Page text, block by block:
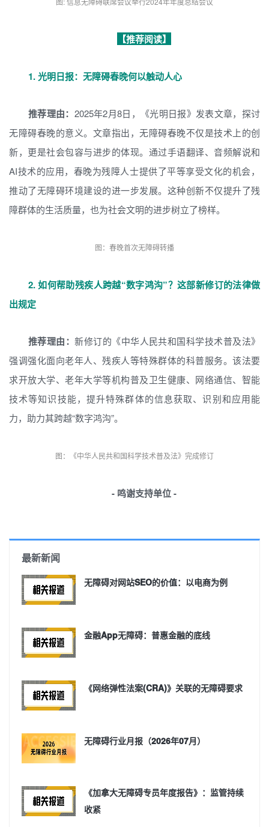
【推荐阅读】
1.光明日报：无障碍春晚何以触动人心
推荐理由： 2025年2月8日，《光明日报》发表文章，探讨
无障碍春晚的意义。文章指出，无障碍春晚不仅是技术上的创
新，更是社会包容与进步的体现。通过手语翻译、音频解说和
AI技术的应用，春晚为残障人士提供了平等享受文化的机会，
推动了无障碍环境建设的进一步发展。这种创新不仅提升了残
障群体的生活质量，也为社会文明的进步树立了榜样。
图：春晚首次无障碍转播
2.如何帮助残疾人跨越“数字鸿沟”？这部新修订的法律做
出规定
推荐理由：新修订的《中华人民共和国科学技术普及法》
强调强化面向老年人、残疾人等特殊群体的科普服务。该法要
求开放大学、老年大学等机构普及卫生健康、网络通信、智能
技术等知识技能，提升特殊群体的信息获取、识别和应用能
力，助力其跨越“数字鸿沟”。
图：《中华人民共和国科学技术普及法》完成修订
- 鸣谢支持单位 -
最新新闻
无障碍对网站SEO的价值：以电商为例
金融App无障碍：普惠金融的底线
《网络弹性法案(CRA)》关联的无障碍要求
无障碍行业月报（2026年07月）
《加拿大无障碍专员年度报告》：监管持续
收紧